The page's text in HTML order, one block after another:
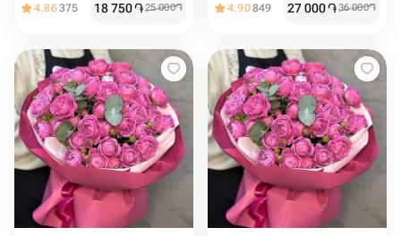
4.86375 18 750֏25 000֏ 4.90849 27 000֏36 000֏